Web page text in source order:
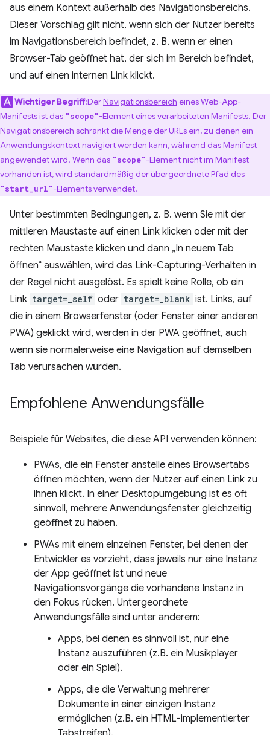
aus einem Kontext außerhalb des Navigationsbereichs.
Dieser Vorschlag gilt nicht, wenn sich der Nutzer bereits
im Navigationsbereich befindet, z. B. wenn er einen
Browser-Tab geöffnet hat, der sich im Bereich befindet,
und auf einen internen Link klickt.
Wichtiger Begriff:DerNavigationsbereich eines Web-App-
Manifests ist das "scope"-Element eines verarbeiteten Manifests. Der
Navigationsbereich schränkt die Menge der URLs ein, zu denen ein
Anwendungskontext navigiert werden kann, während das Manifest
angewendet wird. Wenn das "scope"-Element nicht im Manifest
vorhanden ist, wird standardmäßig der übergeordnete Pfad des
"start_url"-Elements verwendet.
Unter bestimmten Bedingungen, z. B. wenn Sie mit der
mittleren Maustaste auf einen Link klicken oder mit der
rechten Maustaste klicken und dann „In neuem Tab
öffnen“ auswählen, wird das Link-Capturing-Verhalten in
der Regel nicht ausgelöst. Es spielt keine Rolle, ob ein
Link target=_self oder target=_blank ist. Links, auf
die in einem Browserfenster (oder Fenster einer anderen
PWA) geklickt wird, werden in der PWA geöffnet, auch
wenn sie normalerweise eine Navigation auf demselben
Tab verursachen würden.
Empfohlene Anwendungsfälle
Beispiele für Websites, die diese API verwenden können:
PWAs, die ein Fenster anstelle eines Browsertabs
öffnen möchten, wenn der Nutzer auf einen Link zu
ihnen klickt. In einer Desktopumgebung ist es oft
sinnvoll, mehrere Anwendungsfenster gleichzeitig
geöffnet zu haben.
PWAs mit einem einzelnen Fenster, bei denen der
Entwickler es vorzieht, dass jeweils nur eine Instanz
der App geöffnet ist und neue
Navigationsvorgänge die vorhandene Instanz in
den Fokus rücken. Untergeordnete
Anwendungsfälle sind unter anderem:
Apps, bei denen es sinnvoll ist, nur eine
Instanz auszuführen (z.B. ein Musikplayer
oder ein Spiel).
Apps, die die Verwaltung mehrerer
Dokumente in einer einzigen Instanz
ermöglichen (z.B. ein HTML-implementierter